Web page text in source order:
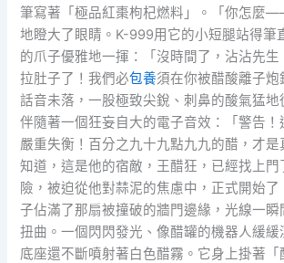
筆寫著「極品紅棗枸杞燃料」。「你怎麼
地瞪大了眼睛。K-999用它的小短腿站得筆
的爪子優雅地一揮：「沒時間了，沾沾先生
拉肚子了！我們必包養須在你被醋酸離子炮
話音未落，一股極致尖銳、刺鼻的酸氣猛地
伴隨著一個狂妄自大的電子音效：「警告！
嚴重失衡！百分之九十九點九九的醋，才是
知道，這是他的宿敵，王醋狂，已經找上門
險，被迫從他對蒜泥的焦慮中，正式開始
子佔滿了那扇被撞破的牆門邊緣，光線一瞬
扭曲。一個閃閃發光、像醋罐的機器人緩緩
底座還不斷噴射著白色醋霧。它身上掛著「